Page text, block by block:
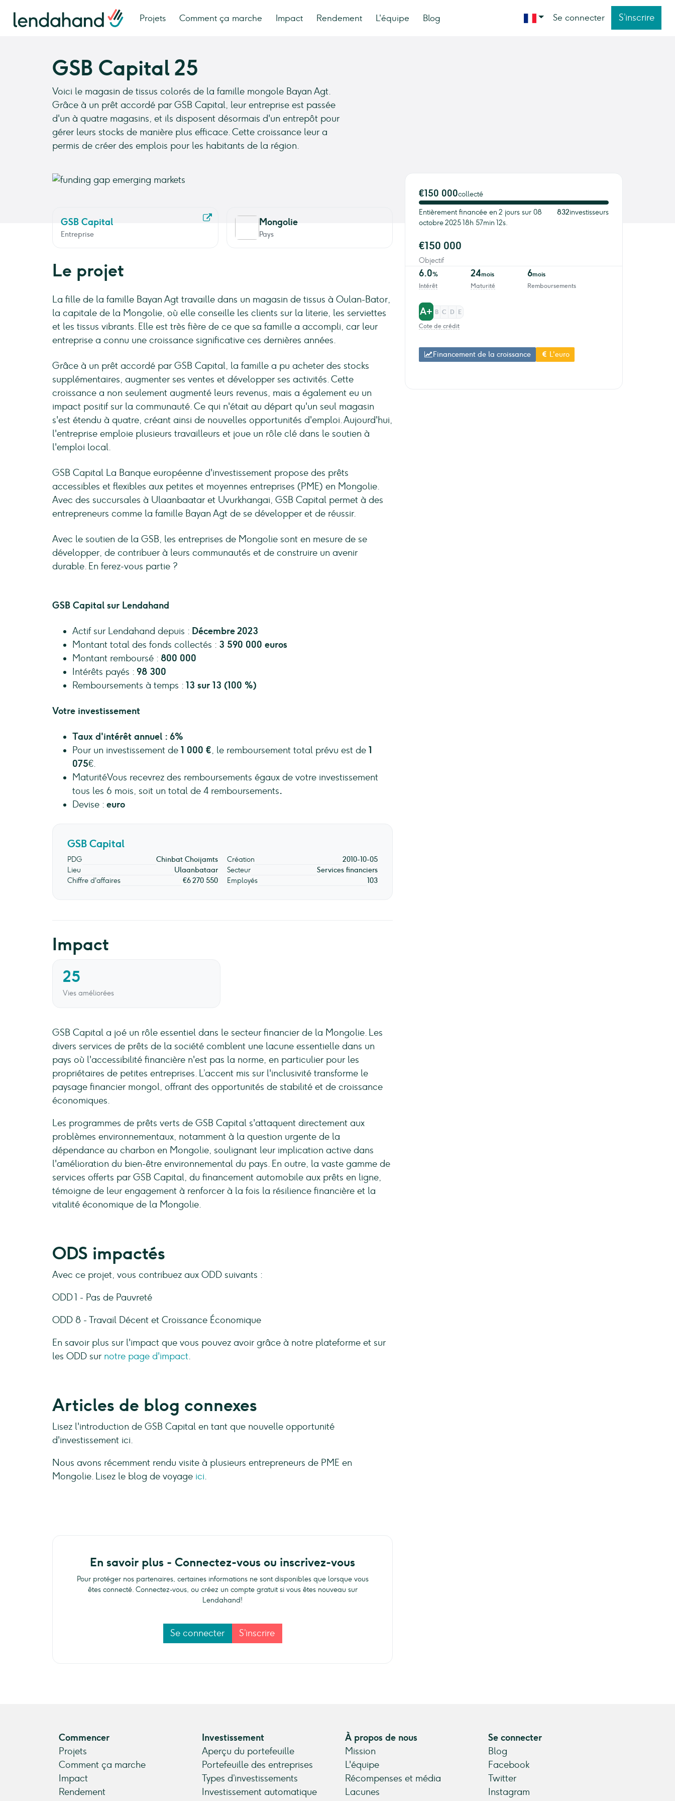
Projets Comment ça marche Impact Rendement L'équipe Blog Se connecter S’inscrire
GSB Capital 25
Voici le magasin de tissus colorés de la famille mongole Bayan Agt.
Grâce à un prêt accordé par GSB Capital, leur entreprise est passée
d'un à quatre magasins, et ils disposent désormais d'un entrepôt pour
gérer leurs stocks de manière plus efficace. Cette croissance leur a
permis de créer des emplois pour les habitants de la région.
GSB Capital
Entreprise
Mongolie
Pays
Le projet
La fille de la famille Bayan Agt travaille dans un magasin de tissus à Oulan-Bator,
la capitale de la Mongolie, où elle conseille les clients sur la literie, les serviettes
et les tissus vibrants. Elle est très fière de ce que sa famille a accompli, car leur
entreprise a connu une croissance significative ces dernières années.
Grâce à un prêt accordé par GSB Capital, la famille a pu acheter des stocks
supplémentaires, augmenter ses ventes et développer ses activités. Cette
croissance a non seulement augmenté leurs revenus, mais a également eu un
impact positif sur la communauté. Ce qui n'était au départ qu'un seul magasin
s'est étendu à quatre, créant ainsi de nouvelles opportunités d'emploi. Aujourd'hui,
l'entreprise emploie plusieurs travailleurs et joue un rôle clé dans le soutien à
l'emploi local.
GSB Capital La Banque européenne d'investissement propose des prêts
accessibles et flexibles aux petites et moyennes entreprises (PME) en Mongolie.
Avec des succursales à Ulaanbaatar et Uvurkhangai, GSB Capital permet à des
entrepreneurs comme la famille Bayan Agt de se développer et de réussir.
Avec le soutien de la GSB, les entreprises de Mongolie sont en mesure de se
développer, de contribuer à leurs communautés et de construire un avenir
durable. En ferez-vous partie ?
GSB Capital sur Lendahand
Actif sur Lendahand depuis : Décembre 2023
Montant total des fonds collectés : 3 590 000 euros
Montant remboursé : 800 000
Intérêts payés : 98 300
Remboursements à temps : 13 sur 13 (100 %)
Votre investissement
Taux d'intérêt annuel : 6%
Pour un investissement de 1 000 €, le remboursement total prévu est de 1
075€.
MaturitéVous recevrez des remboursements égaux de votre investissement
tous les 6 mois, soit un total de 4 remboursements.
Devise : euro
GSB Capital
PDG Chinbat Choijamts Création
2010-10-05
Lieu
Ulaanbataar Secteur
Services financiers
Chiffre d'affaires
€6 270 550 Employés 103
€150 000collecté
Entièrement financée en 2 jours sur 08
octobre 2025 18h 57min 12s.
832investisseurs
€150 000
Objectif
6.0%
Intérêt
24mois
Maturité
6mois
Remboursements
A+ B C D
E
Cote de crédit
Financement de la croissance L'euro
Impact
25
Vies améliorées
GSB Capital a joé un rôle essentiel dans le secteur financier de la Mongolie. Les
divers services de prêts de la société comblent une lacune essentielle dans un
pays où l'accessibilité financière n'est pas la norme, en particulier pour les
propriétaires de petites entreprises. L’accent mis sur l'inclusivité transforme le
paysage financier mongol, offrant des opportunités de stabilité et de croissance
économiques.
Les programmes de prêts verts de GSB Capital s'attaquent directement aux
problèmes environnementaux, notamment à la question urgente de la
dépendance au charbon en Mongolie, soulignant leur implication active dans
l'amélioration du bien-être environnemental du pays. En outre, la vaste gamme de
services offerts par GSB Capital, du financement automobile aux prêts en ligne,
témoigne de leur engagement à renforcer à la fois la résilience financière et la
vitalité économique de la Mongolie.
ODS impactés
Avec ce projet, vous contribuez aux ODD suivants :
ODD 1 - Pas de Pauvreté
ODD 8 - Travail Décent et Croissance Économique
En savoir plus sur l'impact que vous pouvez avoir grâce à notre plateforme et sur
les ODD sur notre page d'impact.
Articles de blog connexes
Lisez l'introduction de GSB Capital en tant que nouvelle opportunité
d'investissement ici.
Nous avons récemment rendu visite à plusieurs entrepreneurs de PME en
Mongolie. Lisez le blog de voyage ici.
En savoir plus - Connectez-vous ou inscrivez-vous
Pour protéger nos partenaires, certaines informations ne sont disponibles que lorsque vous
êtes connecté. Connectez-vous, ou créez un compte gratuit si vous êtes nouveau sur
Lendahand!
Se connecter S’inscrire
Commencer
Projets
Comment ça marche
Impact
Rendement
Investissement
Aperçu du portefeuille
Portefeuille des entreprises
Types d’investissements
Investissement automatique
À propos de nous
Mission
L'équipe
Récompenses et média
Lacunes
Se connecter
Blog
Facebook
Twitter
Instagram